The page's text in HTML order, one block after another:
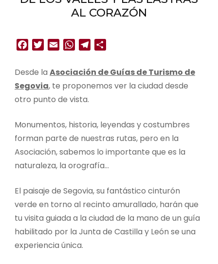
AL CORAZÓN
Facebook
Twitter
Email WhatsAppTelegram
Desde la Asociación de Guías de Turismo de
Segovia, te proponemos ver la ciudad desde
otro punto de vista.
Monumentos, historia, leyendas y costumbres
forman parte de nuestras rutas, pero en la
Asociación, sabemos lo importante que es la
naturaleza, la orografía…
El paisaje de Segovia, su fantástico cinturón
verde en torno al recinto amurallado, harán que
tu visita guiada a la ciudad de la mano de un guía
habilitado por la Junta de Castilla y León se una
experiencia única.